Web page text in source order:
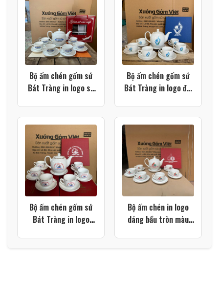
Bộ ấm chén gốm sứ
Bát Tràng in logo sự
XG-AC113
Bộ ấm chén gốm sứ
Bát Tràng in logo đại
Bộ ấm chén gốm sứ
Bát Tràng in logo
Bộ ấm chén in logo
dáng bầu tròn màu